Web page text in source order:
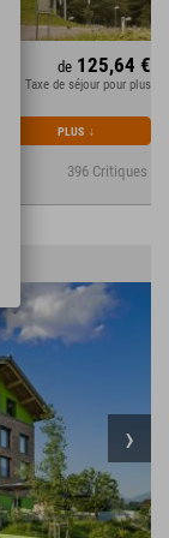
396 Critiques
de 125,64 €
Taxe de séjour pour plus
PLUS ↓